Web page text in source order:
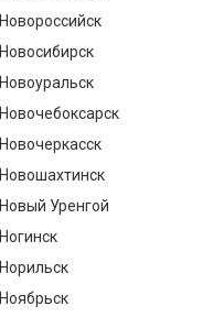
Новороссийск
Новосибирск
Новоуральск
Новочебоксарск
Новочеркасск
Новошахтинск
Новый Уренгой
Ногинск
Норильск
Ноябрьск